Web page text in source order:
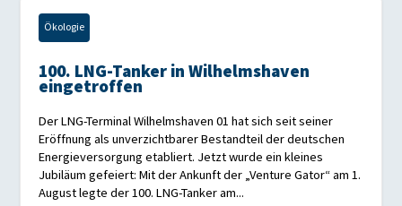
Ökologie
100. LNG-Tanker in Wilhelmshaven
eingetroffen
Der LNG-Terminal Wilhelmshaven 01 hat sich seit seiner
Eröffnung als unverzichtbarer Bestandteil der deutschen
Energieversorgung etabliert. Jetzt wurde ein kleines
Jubiläum gefeiert: Mit der Ankunft der „Venture Gator“ am 1.
August legte der 100. LNG-Tanker am...